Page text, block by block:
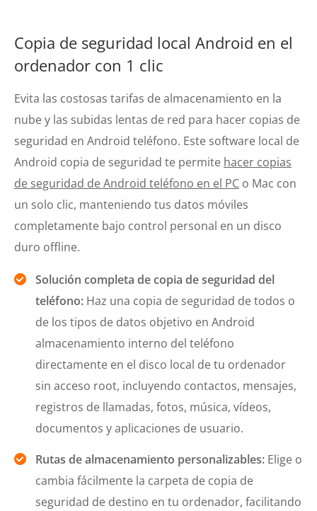
Copia de seguridad local Android en el
ordenador con 1 clic
Evita las costosas tarifas de almacenamiento en la
nube y las subidas lentas de red para hacer copias de
seguridad en Android teléfono. Este software local de
Android copia de seguridad te permite hacer copias
de seguridad de Android teléfono en el PC o Mac con
un solo clic, manteniendo tus datos móviles
completamente bajo control personal en un disco
duro offline.
Solución completa de copia de seguridad del
teléfono: Haz una copia de seguridad de todos o
de los tipos de datos objetivo en Android
almacenamiento interno del teléfono
directamente en el disco local de tu ordenador
sin acceso root, incluyendo contactos, mensajes,
registros de llamadas, fotos, música, vídeos,
documentos y aplicaciones de usuario.
Rutas de almacenamiento personalizables: Elige o
cambia fácilmente la carpeta de copia de
seguridad de destino en tu ordenador, facilitando